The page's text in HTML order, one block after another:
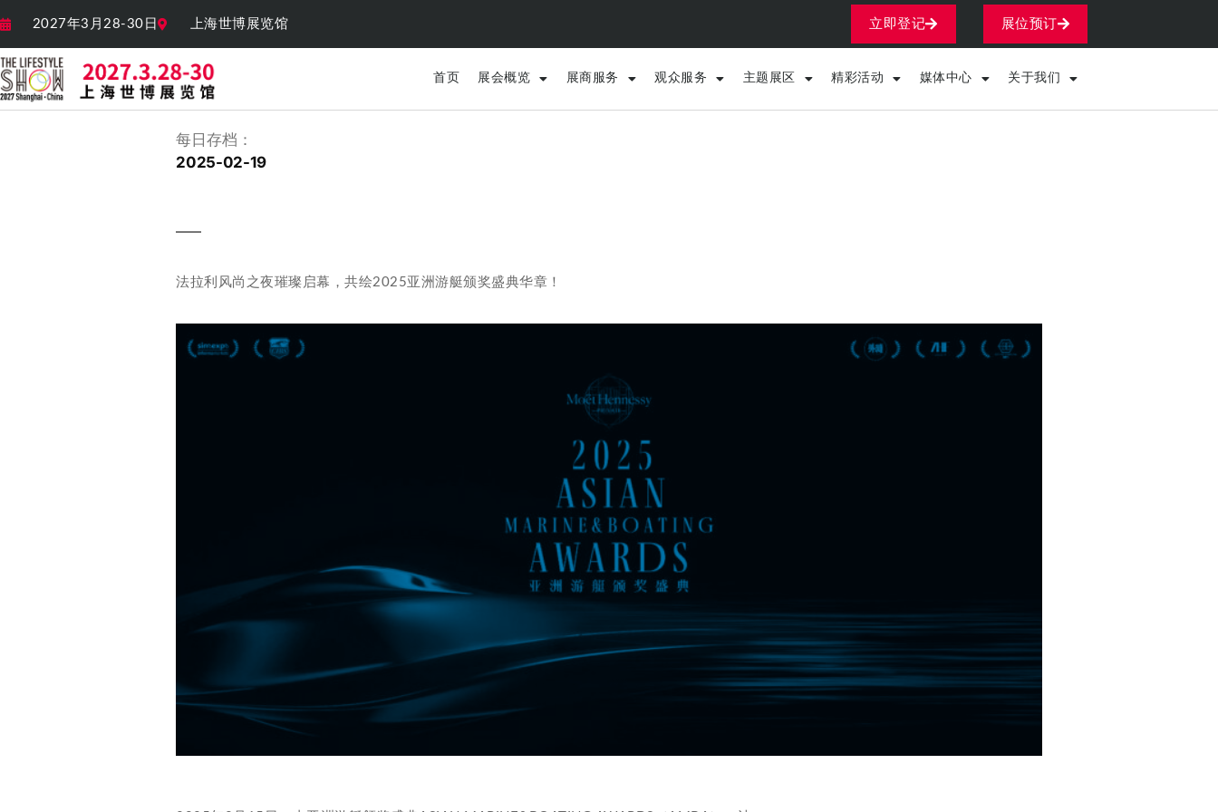
2027年3月28-30日 上海世博展览馆 立即登记 展位预订
首页 展会概览 展商服务 观众服务 主题展区 精彩活动 媒体中心 关于我们
每日存档：
2025-02-19
法拉利风尚之夜璀璨启幕，共绘2025亚洲游艇颁奖盛典华章！